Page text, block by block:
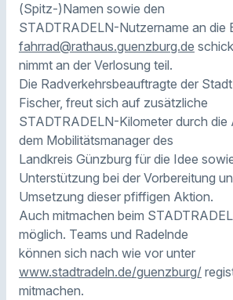
(Spitz-)Namen sowie den
STADTRADELN-Nutzername an die
fahrrad@rathaus.guenzburg.de
nimmt an der Verlosung teil.
Die Radverkehrsbeauftragte der
Fischer, freut sich auf zusätzliche
STADTRADELN-Kilometer durch die
dem Mobilitätsmanager des
Landkreis Günzburg für die Idee
Unterstützung bei der Vorbereitung
Umsetzung dieser pfiffigen Aktion.
Auch mitmachen beim
möglich. Teams und Radelnde
können sich nach wie vor unter
www.stadtradeln.de/guenzburg/
mitmachen.